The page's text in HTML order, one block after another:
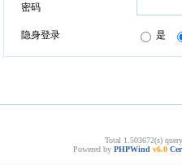
密码
隐身登录 是
Total 1.503672(s)
Powered by PHPWind v6.0